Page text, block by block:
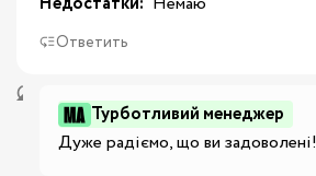
Ответить
Турботливий менеджер
Дуже радіємо, що ви задоволені!